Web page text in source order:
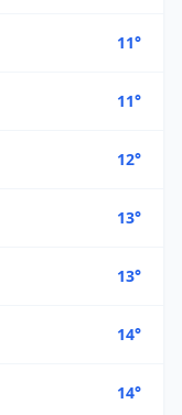
11°
11°
12°
13°
13°
14°
14°